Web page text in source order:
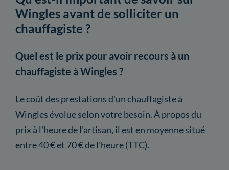
Wingles avant de solliciter un
chauffagiste ?
Quel est le prix pour avoir recours à un
chauffagiste à Wingles ?
Le coût des prestations d'un chauffagiste à
Wingles évolue selon votre besoin. À propos du
prix à l'heure de l'artisan, il est en moyenne situé
entre 40 € et 70 € de l'heure (TTC).